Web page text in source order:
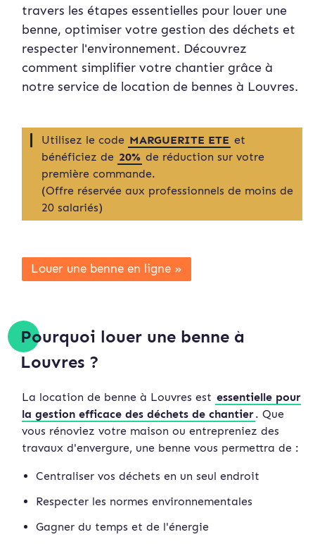
travers les étapes essentielles pour louer une
benne, optimiser votre gestion des déchets et
respecter l'environnement. Découvrez
comment simplifier votre chantier grâce à
notre service de location de bennes à Louvres.
Utilisez le code MARGUERITE ETE et
bénéficiez de 20% de réduction sur votre
première commande.
(Offre réservée aux professionnels de moins de
20 salariés)
Louer une benne en ligne »
Pourquoi louer une benne à
Louvres ?
La location de benne à Louvres est essentielle pour
la gestion efficace des déchets de chantier. Que
vous rénoviez votre maison ou entrepreniez des
travaux d'envergure, une benne vous permettra de :
Centraliser vos déchets en un seul endroit
Respecter les normes environnementales
Gagner du temps et de l'énergie